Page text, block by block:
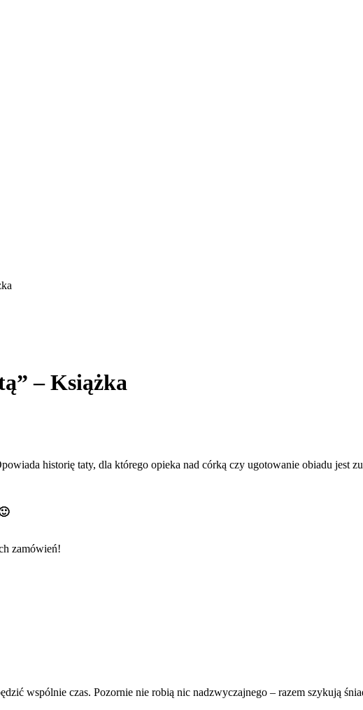
– Książka
historię taty, dla którego opieka nad córką czy ugotowanie obiadu jest
zamówień!
wspólnie czas. Pozornie nie robią nic nadzwyczajnego – razem szykują